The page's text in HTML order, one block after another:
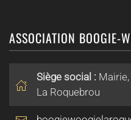
ASSOCIATION BOOGIE-
Siège social :
La Roquebrou